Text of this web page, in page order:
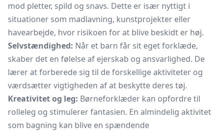
mod pletter, spild og snavs. Dette er især nyttigt i
situationer som madlavning, kunstprojekter eller
havearbejde, hvor risikoen for at blive beskidt er høj.
Selvstændighed: Når et barn får sit eget forklæde,
skaber det en følelse af ejerskab og ansvarlighed. De
lærer at forberede sig til de forskellige aktiviteter og
værdsætter vigtigheden af at beskytte deres tøj.
Kreativitet og leg: Børneforklæder kan opfordre til
rolleleg og stimulerer fantasien. En almindelig aktivitet
som bagning kan blive en spændende